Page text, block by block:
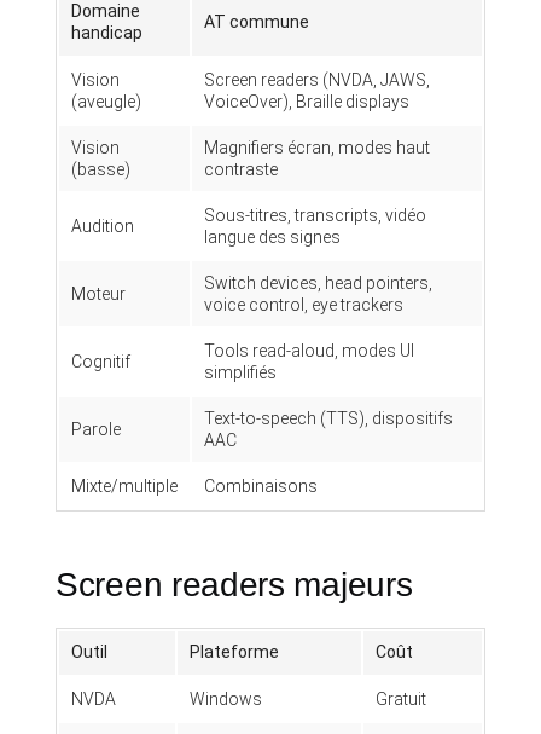
Domaine
handicap
AT commune
Vision
(aveugle)
Screen readers (NVDA, JAWS,
VoiceOver), Braille displays
Vision
(basse)
Magnifiers écran, modes haut
contraste
Audition
Sous-titres, transcripts, vidéo
langue des signes
Moteur
Switch devices, head pointers,
voice control, eye trackers
Cognitif
Tools read-aloud, modes UI
simplifiés
Parole
Text-to-speech (TTS), dispositifs
AAC
Mixte/multiple Combinaisons
Screen readers majeurs
Outil Plateforme Coût
NVDA Windows Gratuit